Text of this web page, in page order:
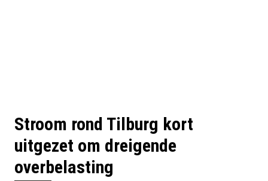
Stroom rond Tilburg kort
uitgezet om dreigende
overbelasting